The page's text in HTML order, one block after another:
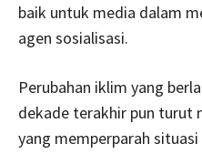
baik untuk media dalam
agen sosialisasi.
Perubahan iklim yang
dekade terakhir pun turut
yang memperparah